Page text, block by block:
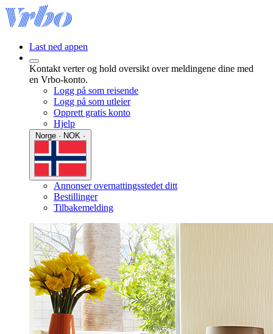
Last ned appen
Kontakt verter og hold oversikt over meldingene dine med
en Vrbo-konto.
Logg på som reisende
Logg på som utleier
Opprett gratis konto
Hjelp
Annonser overnattingsstedet ditt
Bestillinger
Tilbakemelding